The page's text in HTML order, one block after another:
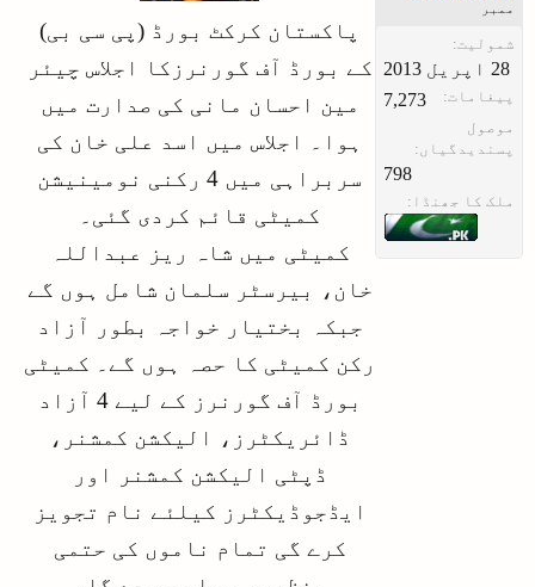
ممبر
شمولیت:
پیغامات: 7,273
موصول
پسندیدگیاں:
798
ملک کا جھنڈا:
پاکستان کرکٹ بورڈ (پی سی بی)
کے بورڈ آف گورنرزکا اجلاس چیئر
مین احسان مانی کی صدارت میں
ہوا۔ اجلاس میں اسد علی خان کی
سربراہی میں 4 رکنی نومینیشن
کمیٹی قائم کردی گئی۔
کمیٹی میں شاہ ریز عبداللہ
خان، بیرسٹر سلمان شامل ہوں گے
جبکہ بختیار خواجہ بطور آزاد
رکن کمیٹی کا حصہ ہوں گے۔ کمیٹی
بورڈ آف گورنرز کے لیے 4 آزاد
ڈائریکٹرز، الیکشن کمشنر،
ڈپٹی الیکشن کمشنر اور
ایڈجوڈیکٹرز کیلئے نام تجویز
کرے گی تمام ناموں کی حتمی